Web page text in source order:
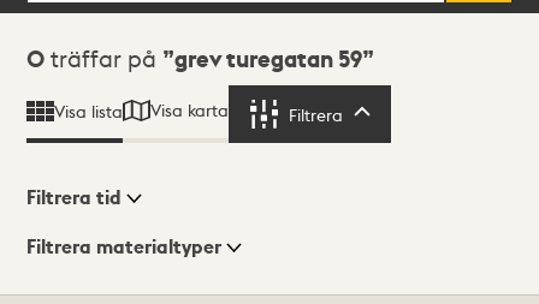
Sökresultat
0 träffar på grev turegatan 59
Visa lista Visa karta Filtrera
Visningsläge
Filtrera tid
Filtrera materialtyper